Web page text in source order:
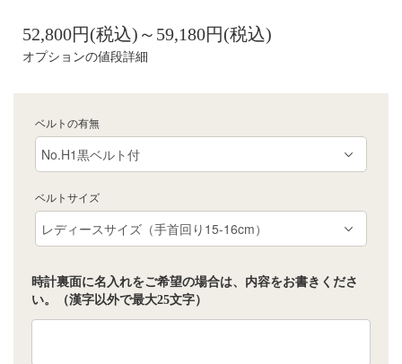
52,800円(税込)～59,180円(税込)
オプションの値段詳細
ベルトの有無
ベルトサイズ
時計裏面に名入れをご希望の場合は、内容をお書きくださ
い。（漢字以外で最大25文字）